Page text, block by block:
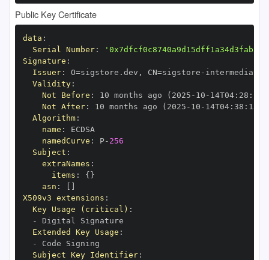
Public Key Certificate
data :
Serial Number:
Signature :
Issuer: O=sigstore.dev , CN=sigstore -
Validity:
Not Before : 10 months ago (2025 - 10 - 14T04: 28 :
Not After: 10 months ago (2025 - 10 - 14T04: 38 :
Algorithm:
name :
namedCurve : P- 256
Subject :
extraNames :
items : { }
asn :
X509v3 extensions :
Key Usage (critical) :
-
Extended Key Usage :
-
Subject Key Identifier: